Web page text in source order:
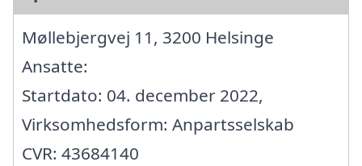
Møllebjergvej 11, 3200 Helsinge
Ansatte:
Startdato: 04. december 2022,
Virksomhedsform: Anpartsselskab
CVR: 43684140